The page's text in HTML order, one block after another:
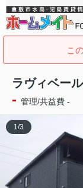
こ
ラヴィベー
- 管理/共益費 -
1/3